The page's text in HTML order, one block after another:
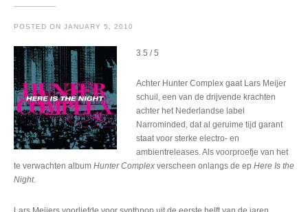
POSTED ON JANUARY 5, 2010
3.5 / 5
Achter Hunter Complex gaat Lars Meijer
schuil, een van de drijvende krachten
achter het Nederlandse label
Narrominded, dat al geruime tijd garant
staat voor sterke electro- en
ambientreleases. Als voorproefje van het
te verwachten album Hunter Complex verscheen onlangs de ep Here Is the
Night.